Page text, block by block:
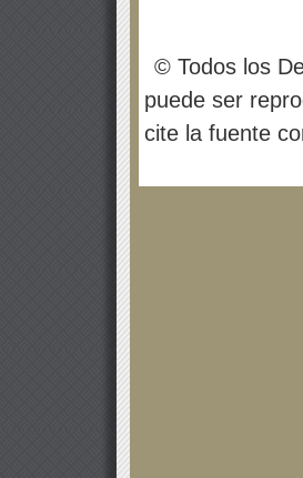
© Todos los
puede ser
cite la fuente